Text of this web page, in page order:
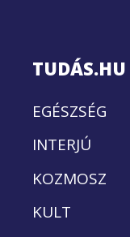
TUDÁS.HU
EGÉSZSÉG
INTERJÚ
KOZMOSZ
KULT